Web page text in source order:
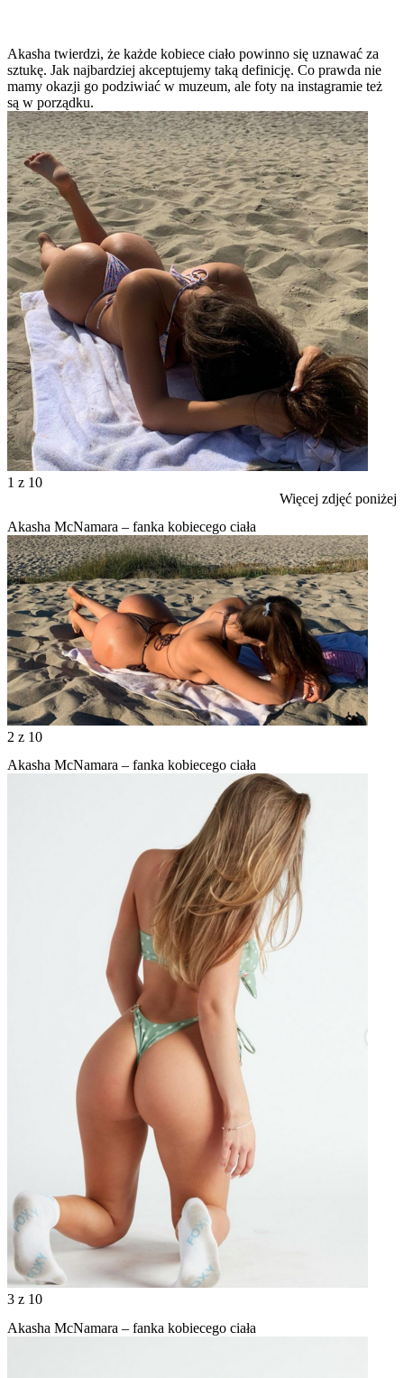
Akasha twierdzi, że każde kobiece ciało powinno się uznawać za
sztukę. Jak najbardziej akceptujemy taką definicję. Co prawda nie
mamy okazji go podziwiać w muzeum, ale foty na instagramie też
są w porządku.
1 z 10
Więcej zdjęć poniżej
Akasha McNamara – fanka kobiecego ciała
2 z 10
Akasha McNamara – fanka kobiecego ciała
3 z 10
Akasha McNamara – fanka kobiecego ciała